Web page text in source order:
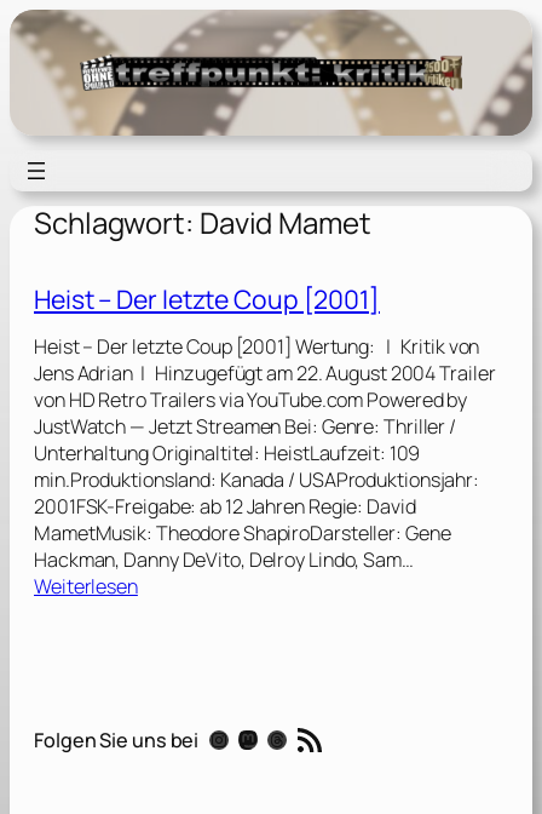
Zum
Inhalt
springen
Schlagwort: David Mamet
Heist – Der letzte Coup [2001]
Heist – Der letzte Coup [2001] Wertung: | Kritik von
Jens Adrian | Hinzugefügt am 22. August 2004 Trailer
von HD Retro Trailers via YouTube.com Powered by
JustWatch — Jetzt Streamen Bei: Genre: Thriller /
Unterhaltung Originaltitel: HeistLaufzeit: 109
min.Produktionsland: Kanada / USAProduktionsjahr:
2001FSK-Freigabe: ab 12 Jahren Regie: David
MametMusik: Theodore ShapiroDarsteller: Gene
Hackman, Danny DeVito, Delroy Lindo, Sam…
Weiterlesen:
–
Folgen Sie uns bei Instagram Mastodon Threads RSS-Feed